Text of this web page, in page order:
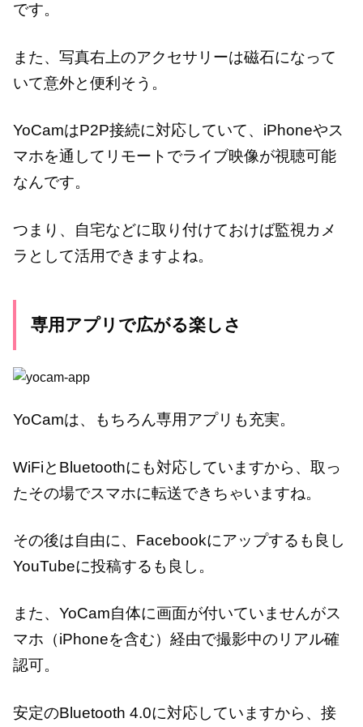
です。
また、写真右上のアクセサリーは磁石になって
いて意外と便利そう。
YoCamはP2P接続に対応していて、iPhoneやス
マホを通してリモートでライブ映像が視聴可能
なんです。
つまり、自宅などに取り付けておけば監視カメ
ラとして活用できますよね。
専用アプリで広がる楽しさ
YoCamは、もちろん専用アプリも充実。
WiFiとBluetoothにも対応していますから、取っ
たその場でスマホに転送できちゃいますね。
その後は自由に、Facebookにアップするも良し
YouTubeに投稿するも良し。
また、YoCam自体に画面が付いていませんがス
マホ（iPhoneを含む）経由で撮影中のリアル確
認可。
安定のBluetooth 4.0に対応していますから、接